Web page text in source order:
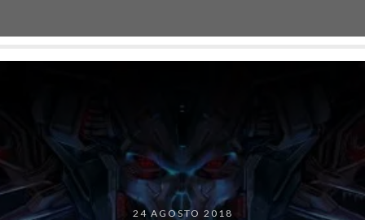
24 AGOSTO 2018